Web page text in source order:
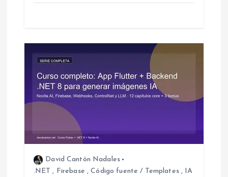
David Cantón Nadales
.NET , Firebase ,Código fuente / Templates, IA